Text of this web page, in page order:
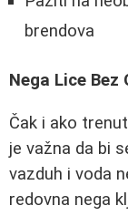
brendova
Nega Lice Bez
Čak i ako
je važna da bi
vazduh i voda
redovna nega